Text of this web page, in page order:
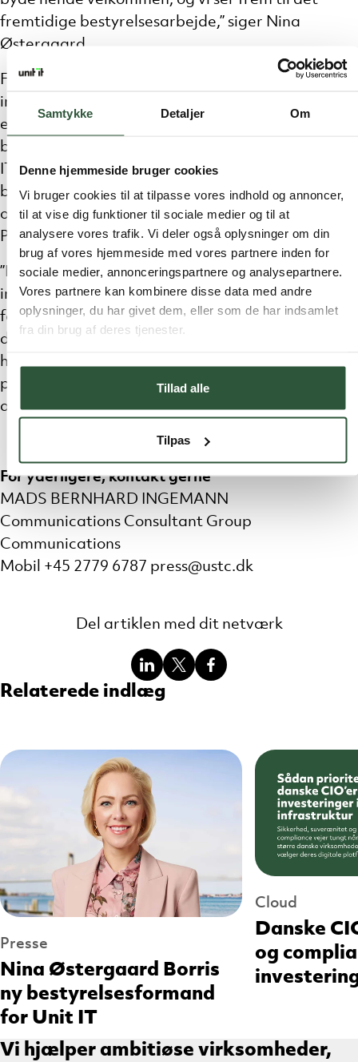
Samtykke Detaljer Om
Denne hjemmeside bruger cookies
Vi bruger cookies til at tilpasse vores indhold og annoncer,
til at vise dig funktioner til sociale medier og til at
analysere vores trafik. Vi deler også oplysninger om din
brug af vores hjemmeside med vores partnere inden for
sociale medier, annonceringspartnere og analysepartnere.
Vores partnere kan kombinere disse data med andre
oplysninger, du har givet dem, eller som de har indsamlet
fra din brug af deres tjenester.
Tillad alle
Tilpas
fremtidige bestyrelsesarbejde,” siger Nina
Østergaard.
Foruden erfaring med skaleringer og store
internationale markeder, har Anja Monrad stor
erfaring med bestyrelsesarbejde fra adskillige
bestyrelsesposter i danske virksomheder. Hos Unit
IT bliver et af Anja Monrads succeskriterier at
bidrage til den stærke synergi mellem bestyrelsen
og direktionen i IT-virksomheden.
Pressemeddelelse Middelfart, 1. oktober 2025.
”Det er vigtigt, at vi som bestyrelse kan gå
inspirerede fra møderne, da motivation og
forståelse er en stor værdi i arbejdet med
direktionen. Branchen og kundekrav udvikler sig
hele tiden, så vi skal kunne identificere og
perspektivere nye muligheder, mens vi holder os
aktuelle og attraktive,” siger Anja Monrad.
For yderligere, kontakt gerne
MADS BERNHARD INGEMANN
Communications Consultant Group
Communications
Mobil +45 2779 6787 press@ustc.dk
Del artiklen med dit netværk
Del Del Del
Relaterede indlæg
Presse
Nina Østergaard Borris
ny bestyrelsesformand
for Unit IT
Cloud
Danske
og
Vi hjælper ambitiøse virksomheder,